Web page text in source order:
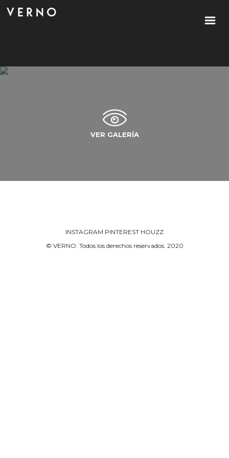
VER GALERÍA
INSTAGRAM PINTEREST HOUZZ
© VERNO. Todos los derechos reservados. 2020